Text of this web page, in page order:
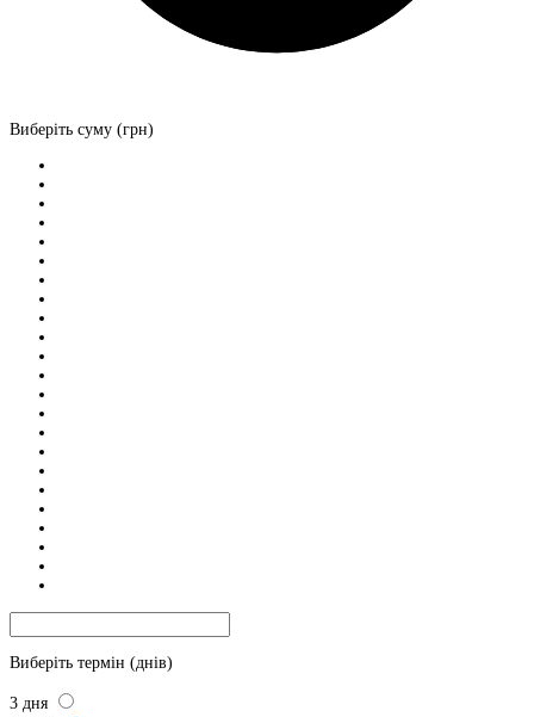
Виберіть суму (грн)
Виберіть термін (днів)
3 дня